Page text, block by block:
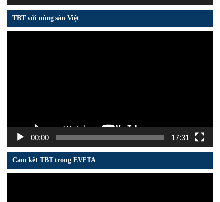
TBT với nông sản Việt
00:00 17:31
Cam kết TBT trong EVFTA